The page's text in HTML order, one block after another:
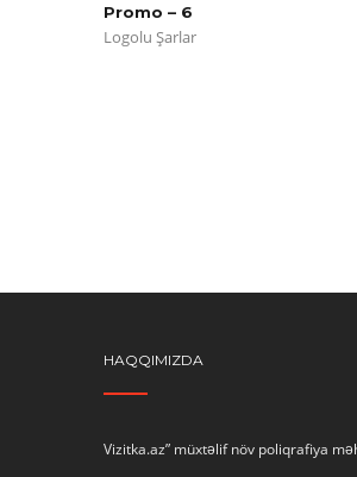
Promo – 6
Logolu Şarlar
HAQQIMIZDA
Vizitka.az” müxtəlif növ poliqrafiya